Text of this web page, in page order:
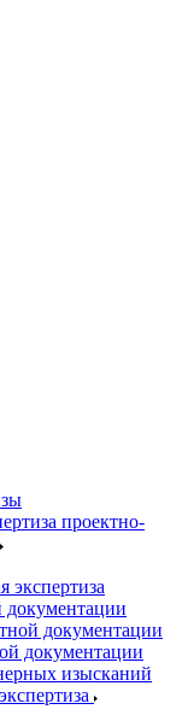
проектно-
экспертиза
документации
документации
документации
изысканий